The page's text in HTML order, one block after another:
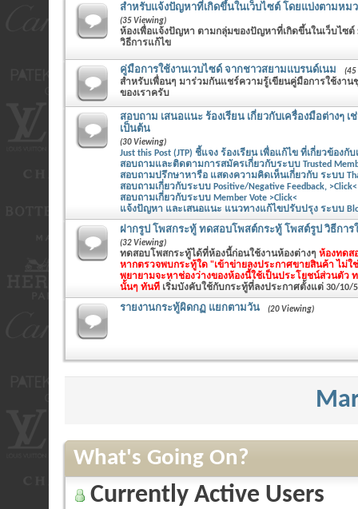
สำหรับแจ้งปัญหาที่เกิดขึ้นในเว็บไซต์ โดยแบ่งตามหม
(35 Viewing)
ห้องเพื่อแจ้งปัญหา ตามกลุ่มของปัญหาที่เกิดขึ้นในเว็บไซต์
วิธีการแก้ไข
คู่มือการใช้งานเวบไซด์ จากชาวสยามแบรนด์เนม (45
สำหรับเพื่อนๆ มาร่วมกันแชร์ความรู้เขียนคู่มือการใช้งา
ของเราครับ
สอบถาม เสนอแนะ ร้องเรียน เกี่ยวกับเครื่องมือต่างๆ เช่น
เป็นต้น
(30 Viewing)
Just this Post (JTP) ชี้แจง ร้องเรียน เพื่อแก้ไข ที่เกี่ยวข้องกับ
สอบถามและติดตามการสมัครเกี่ยวกับระบบ Trusted
สอบถามปรึกษาหารือ แสดงความคิดเห็นเกี่ยวกับ ระบบ
สอบถามเกี่ยวกับระบบ Positive/Negative Feedback, >Click<
สอบถามเกี่ยวกับระบบ Member Vote >Click<
แจ้งปัญหา และเสนอแนะ แนวทางแก้ไขปรับปรุง ระบบ
ฝากรูป โพสกระทู้ ทดสอบโพสต์กระทู้ โพสต์รูป วิธีการ
(32 Viewing)
ทดสอบโพสกระทู้ได้ที่ห้องนี้ก่อนใช้งานห้องต่างๆ ห้องทดส
หากตรวจพบกระทู้ใด "เข้าข่ายลงประกาศขายสินค้า ไม่ใ
พยายามจะหาช่องว่างของห้องนี้ใช้เป็นประโยชน์ส่วนตัว
นั้นๆ ทันที เริ่มบังคับใช้กับกระทู้ที่ลงประกาศตั้งแต่ 30/10/
รายงานกระทู้ผิดกฏ แยกตามวัน (20 Viewing)
What's Going On?
Currently Active Users